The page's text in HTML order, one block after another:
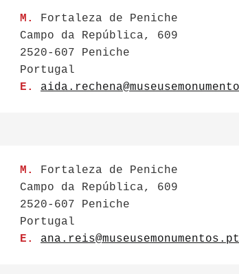
M.
Fortaleza de Peniche
Campo da República, 609
2520-607 Peniche
Portugal
E.
M.
Fortaleza de Peniche
Campo da República, 609
2520-607 Peniche
Portugal
E.
ana.reis@museusemonumentos.pt